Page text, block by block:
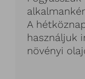
A
használjuk
növényi